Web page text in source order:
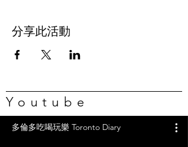
分享此活動
Youtube
多倫多吃喝玩樂 Toronto Diary